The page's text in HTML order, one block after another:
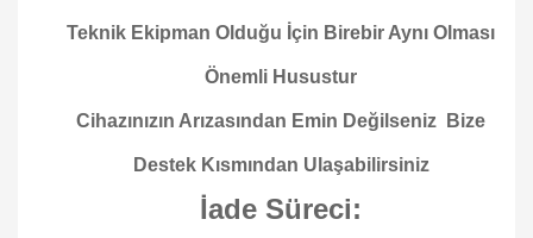
Teknik Ekipman Olduğu İçin Birebir Aynı Olması
Önemli Husustur
Cihazınızın Arızasından Emin Değilseniz Bize
Destek Kısmından Ulaşabilirsiniz
İade Süreci: